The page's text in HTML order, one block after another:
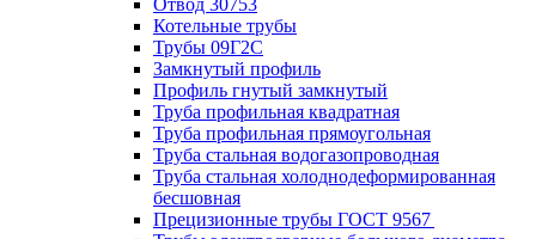
Отвод 30753
Котельные трубы
Трубы 09Г2С
Замкнутый профиль
Профиль гнутый замкнутый
Труба профильная квадратная
Труба профильная прямоугольная
Труба стальная водогазопроводная
Труба стальная холоднодеформированная
бесшовная
Прецизионные трубы ГОСТ 9567